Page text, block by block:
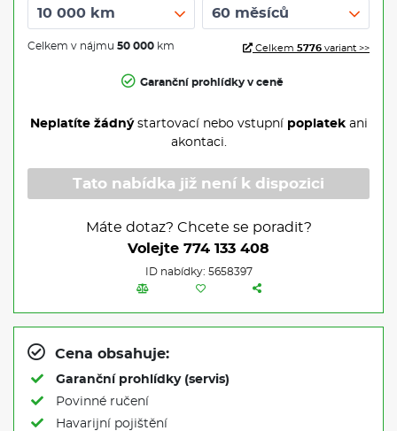
Celkem v nájmu 50 000 km Celkem 5776 variant >>
Garanční prohlídky v ceně
Neplatíte žádnýstartovací nebo vstupní poplatekani
akontaci.
Tato nabídka již není k dispozici
Máte dotaz? Chcete se poradit?
Volejte 774 133 408
ID nabídky: 5658397
Cena obsahuje:
Garanční prohlídky (servis)
Povinné ručení
Havarijní pojištění